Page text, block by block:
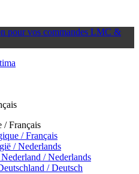
pour vos commandes LMC &
/ Français
/ Français
/ Nederlands
Nederland / Nederlands
/ Deutsch